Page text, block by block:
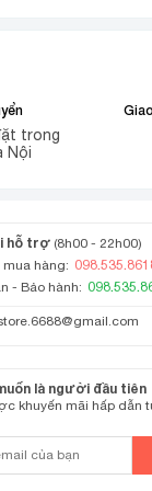
Kết hợp với các
kết nối
ra, bo mạch chủ
giúp đảm bảo
trong
Nội
hỗ trợ (8h00 - 22h00)
hàng:
- Bảo hành:
là người đầu tiên
khuyến mãi hấp dẫn